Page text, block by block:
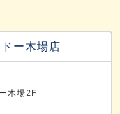
ー木場店
木場2F